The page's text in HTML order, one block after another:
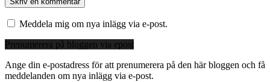
Meddela mig om nya inlägg via e-post.
Prenumerera på bloggen via epost
Ange din e-postadress för att prenumerera på den här bloggen och få
meddelanden om nya inlägg via e-post.